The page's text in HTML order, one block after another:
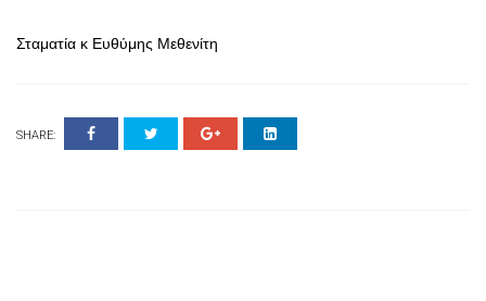
Σταματία κ Ευθύμης Μεθενίτη
SHARE: